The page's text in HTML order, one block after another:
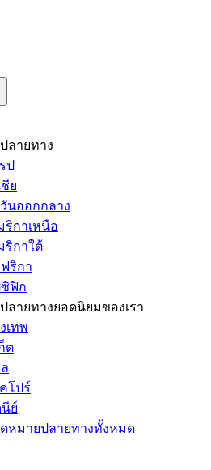
ลายทาง
ป
ชีย
นออกกลาง
ริกาเหนือ
ริกาใต้
ริกา
ฟิก
ลายทางยอดนิยมของเรา
เทพ
ต
โปร์
ย์
หมายปลายทางทั้งหมด